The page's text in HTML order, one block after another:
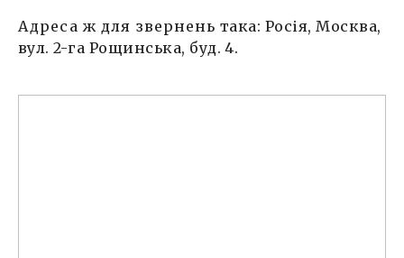
Адреса ж для звернень така: Росія, Москва,
вул. 2-га Рощинська, буд. 4.